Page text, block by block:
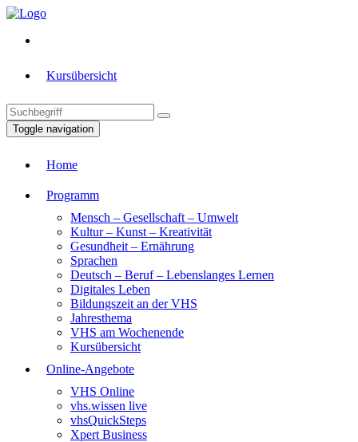
Kursübersicht
Toggle navigation
Home
Programm
Mensch – Gesellschaft – Umwelt
Kultur – Kunst – Kreativität
Gesundheit – Ernährung
Sprachen
Deutsch – Beruf – Lebenslanges Lernen
Digitales Leben
Bildungszeit an der VHS
Jahresthema
VHS am Wochenende
Kursübersicht
Online-Angebote
VHS Online
vhs.wissen live
vhsQuickSteps
Xpert Business